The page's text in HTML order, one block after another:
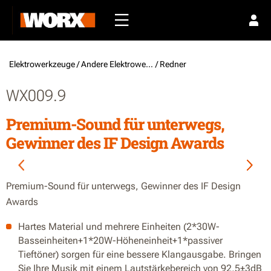
Elektrowerkzeuge / Andere Elektrowerkzeuge / Redner
WX009.9
Premium-Sound für unterwegs,
Gewinner des IF Design Awards
Premium-Sound für unterwegs, Gewinner des IF Design
Awards
Hartes Material und mehrere Einheiten (2*30W-
Basseinheiten+1*20W-Höheneinheit+1*passiver
Tieftöner) sorgen für eine bessere Klangausgabe. Bringen
Sie Ihre Musik mit einem Lautstärkebereich von 92,5±3dB